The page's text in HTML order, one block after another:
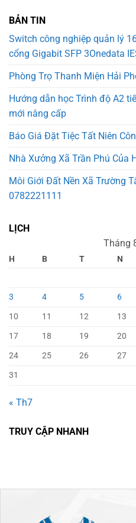
BẢN TIN
Switch công nghiệp quản lý
cổng Gigabit SFP 3Onedata
Phòng Trọ Thanh Miện Hải
Hướng dẫn học Trình độ A2
mới nâng cấp
Báo Giá Đặt Tiệc Tất Niên
Nhà Xưởng Xã Trần Phú Của
Môi Giới Đất Nền Xã Trường
0782221111
LỊCH
Tháng
H B T N
3
4 5 6
10
11 12 13
17
18 19 20
24
25 26 27
31
« Th7
TRUY CẬP NHANH